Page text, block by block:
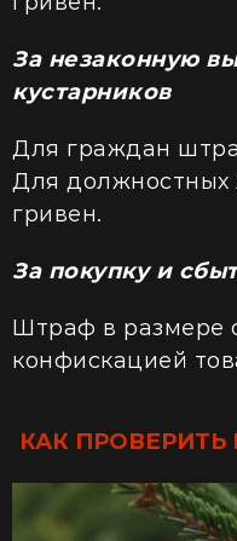
За незаконную
кустарников
Для граждан
Для должностных
гривен.
За покупку и
Штраф в размере
конфискацией
КАК ПРОВЕРИТЬ